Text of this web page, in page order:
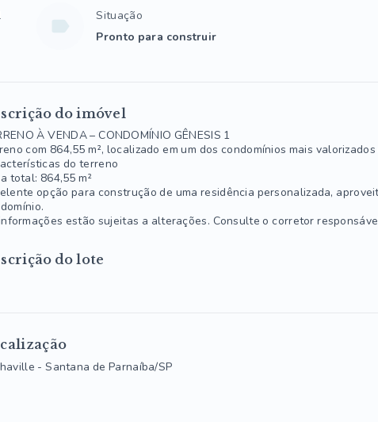
Situação
Pronto para construir
do imóvel
À VENDA – CONDOMÍNIO GÊNESIS 1
com 864,55 m², localizado em um dos condomínios mais
do terreno
total: 864,55 m²
opção para construção de uma residência personalizada,
estão sujeitas a alterações. Consulte o corretor
do lote
- Santana de Parnaíba/SP